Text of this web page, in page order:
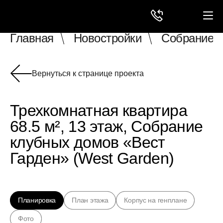
Главная Новостройки Собрание
Вернуться к странице проекта
Трехкомнатная квартира
68.5 м², 13 этаж, Собрание
клубных домов «Вест
Гарден» (West Garden)
Планировка План этажа Корпус на генплане
Фото